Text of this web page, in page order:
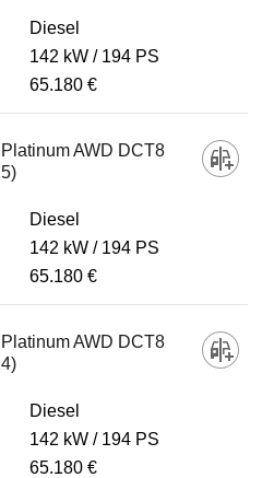
Diesel
142 kW
194 PS
65.180 €
AWD DCT8
Diesel
142 kW
194 PS
65.180 €
AWD DCT8
Diesel
142 kW
194 PS
65.180 €